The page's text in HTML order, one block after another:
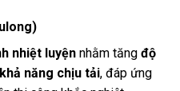
nhiệt luyện nhằm tăng độ
năng chịu tải, đáp ứng